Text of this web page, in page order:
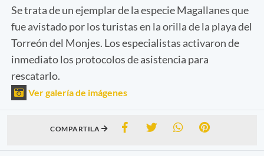
Se trata de un ejemplar de la especie Magallanes que
fue avistado por los turistas en la orilla de la playa del
Torreón del Monjes. Los especialistas activaron de
inmediato los protocolos de asistencia para
rescatarlo.
Ver galería de imágenes
COMPARTILA